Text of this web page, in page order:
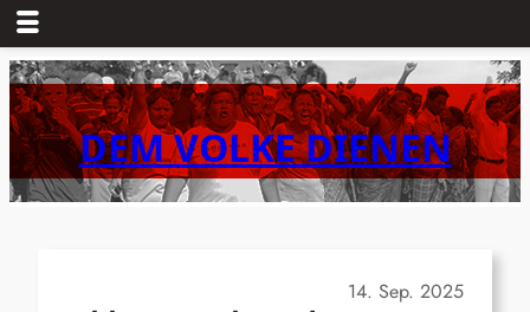
Zum
Inhalt
springenDEM VOLKE DIENEN
14. Sep. 2025